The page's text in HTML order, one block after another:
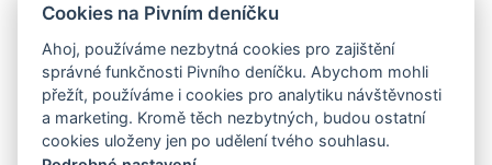
© 2010–2026 byLukáš Zemanaka Emka
Máme rádi
Pivní.info
Cookies na Pivním deníčku
Ahoj, používáme nezbytná cookies pro zajištění
správné funkčnosti Pivního deníčku. Abychom mohli
přežít, používáme i cookies pro analytiku návštěvnosti
a marketing. Kromě těch nezbytných, budou ostatní
cookies uloženy jen po udělení tvého souhlasu.